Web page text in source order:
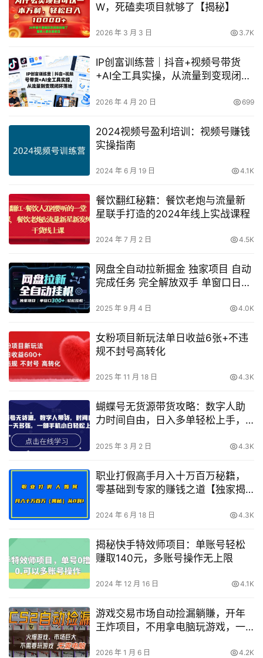
W，死磕卖项目就够了【揭秘】
2026 年 3 月 3 日 3.7K
IP创富训练营｜抖音+视频号带货
+AI全工具实操，从流量到变现闭环
2026 年 4 月 20 日 699
2024视频号盈利培训：视频号赚钱
实操指南
2024 年 6 月 19 日 4.1K
餐饮翻红秘籍：餐饮老炮与流量新
星联手打造的2024年线上实战课程
2024 年 7 月 2 日 4.5K
网盘全自动拉新掘金 独家项目 自动
完成任务 完全解放双手 单窗口日入
2025 年 9 月 4 日 4.0K
女粉项目新玩法单日收益6张+不违
规不封号高转化
2025 年 11 月 18 日 4.3K
蝴蝶号无货源带货攻略：数字人助
力时间自由，日入多单轻松上手，
2025 年 3 月 2 日 4.3K
职业打假高手月入十万百万秘籍，
零基础到专家的赚钱之道【独家揭
2024 年 6 月 18 日 4.3K
揭秘快手特效师项目：单账号轻松
赚取140元，多账号操作无上限
2024 年 12 月 16 日 4.1K
游戏交易市场自动捡漏躺賺，开年
王炸项目，不用拿电脑玩游戏，一
2026 年 1 月 6 日 4.2K